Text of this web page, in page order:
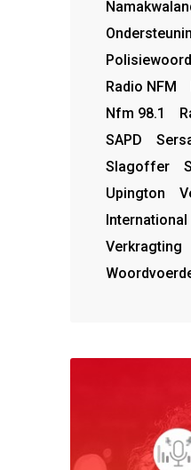
Radio NFM
Nfm 98.1
SAPD
Slagoffer
Upington
International
Verkragting